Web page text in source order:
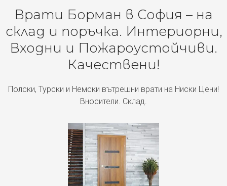
Врати Борман в София – на
склад и поръчка. Интериорни,
Входни и Пожароустойчиви.
Качествени!
Полски, Турски и Немски вътрешни врати на Ниски Цени!
Вносители. Склад.